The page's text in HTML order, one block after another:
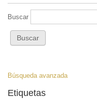
Buscar
Búsqueda avanzada
Etiquetas